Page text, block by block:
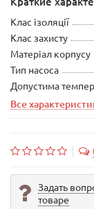
Клас ізоляції
Клас захисту
Матеріал корпусу
Тип насоса
Допустима
Все
Задать
товаре